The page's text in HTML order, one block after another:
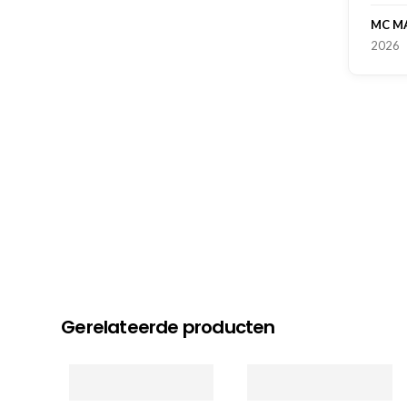
, NL | 11-02-
Gerelateerde producten